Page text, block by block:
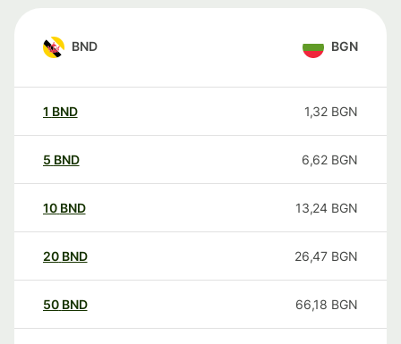
BND BGN
1 BND 1,32 BGN
5 BND 6,62 BGN
10 BND 13,24 BGN
20 BND 26,47 BGN
50 BND 66,18 BGN